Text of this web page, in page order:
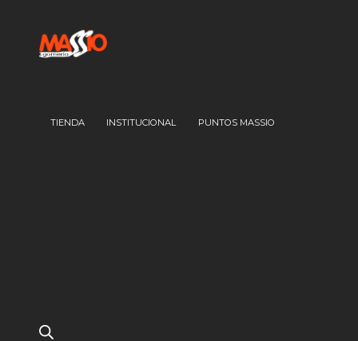
TIENDA INSTITUCIONAL PUNTOS MASSIO